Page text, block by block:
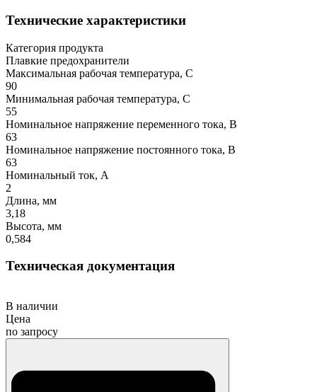
Технические характеристики
Категория продукта
Плавкие предохранители
Максимальная рабочая температура, C
90
Минимальная рабочая температура, C
55
Номинальное напряжение переменного тока, В
63
Номинальное напряжение постоянного тока, В
63
Номинальный ток, А
2
Длина, мм
3,18
Высота, мм
0,584
Техническая документация
В наличии
Цена
по запросу